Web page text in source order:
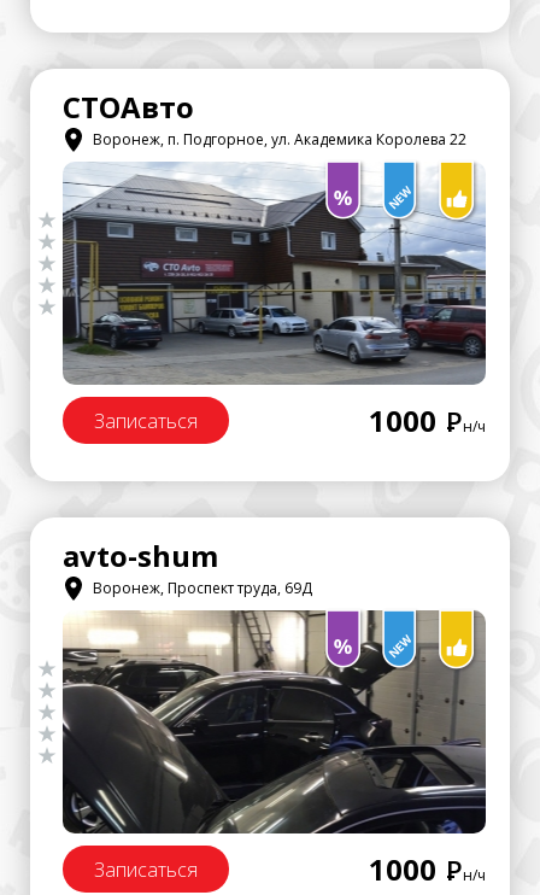
СТОАвто
Воронеж, п. Подгорное, ул. Академика Королева 22
Записаться 1000 Рн/ч
avto-shum
Воронеж, Проспект труда, 69Д
Записаться 1000 Рн/ч